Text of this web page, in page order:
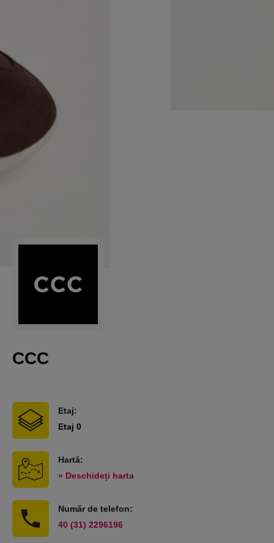
CCC
Etaj:
Etaj 0
Hartă:
» Deschideți harta
Număr de telefon:
40 (31) 2296196